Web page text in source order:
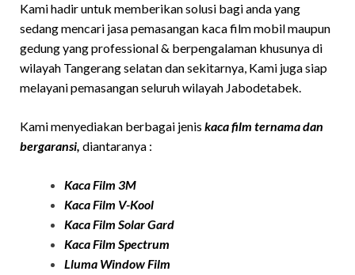
Kami hadir untuk memberikan solusi bagi anda yang
sedang mencari jasa pemasangan kaca film mobil maupun
gedung yang professional & berpengalaman khusunya di
wilayah Tangerang selatan dan sekitarnya, Kami juga siap
melayani pemasangan seluruh wilayah Jabodetabek.
Kami menyediakan berbagai jenis kaca film ternama dan
bergaransi, diantaranya :
Kaca Film 3M
Kaca Film V-Kool
Kaca Film Solar Gard
Kaca Film Spectrum
Lluma Window Film